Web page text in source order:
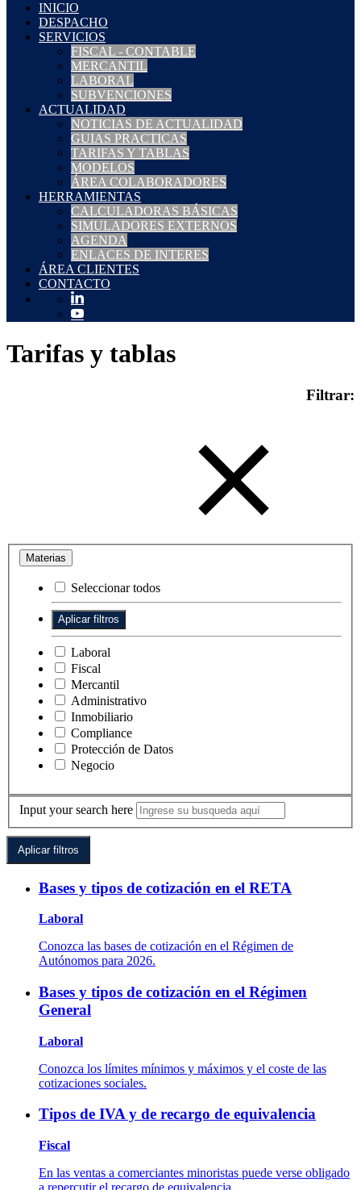
INICIO
DESPACHO
SERVICIOS
FISCAL - CONTABLE
MERCANTIL
LABORAL
SUBVENCIONES
ACTUALIDAD
NOTICIAS DE ACTUALIDAD
GUIAS PRACTICAS
TARIFAS Y TABLAS
MODELOS
ÁREA COLABORADORES
HERRAMIENTAS
CALCULADORAS BÁSICAS
SIMULADORES EXTERNOS
AGENDA
ENLACES DE INTERES
ÁREA CLIENTES
CONTACTO
Tarifas y tablas
Filtrar:
Materias
Seleccionar todos
Laboral
Fiscal
Mercantil
Administrativo
Inmobiliario
Compliance
Protección de Datos
Negocio
Input your search here
Bases y tipos de cotización en el RETA
Laboral
Conozca las bases de cotización en el Régimen de
Autónomos para 2026.
Bases y tipos de cotización en el Régimen
General
Laboral
Conozca los límites mínimos y máximos y el coste de las
cotizaciones sociales.
Tipos de IVA y de recargo de equivalencia
Fiscal
En las ventas a comerciantes minoristas puede verse obligado
a repercutir el recargo de equivalencia.